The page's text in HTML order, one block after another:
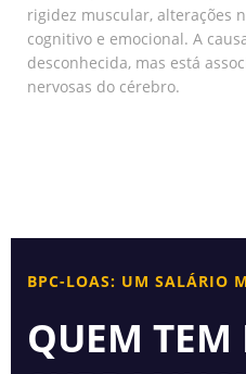
rigidez muscular, alterações
cognitivo e emocional. A
desconhecida, mas está
nervosas do cérebro.
BPC-LOAS: UM SALÁRIO
QUEM TEM